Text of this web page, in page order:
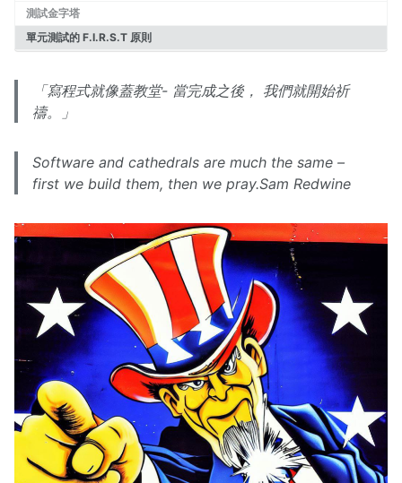
測試金字塔
單元測試的 F.I.R.S.T 原則
「寫程式就像蓋教堂- 當完成之後， 我們就開始祈
禱。」
Software and cathedrals are much the same –
first we build them, then we pray.Sam Redwine